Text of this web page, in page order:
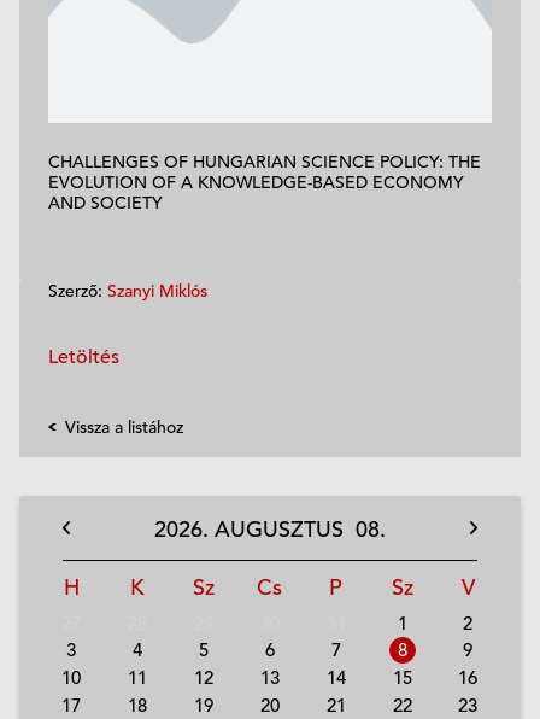
CHALLENGES OF HUNGARIAN SCIENCE POLICY: THE
EVOLUTION OF A KNOWLEDGE-BASED ECONOMY
AND SOCIETY
Szerző: Szanyi Miklós
Letöltés
Vissza a listához
2026. AUGUSZTUS 08.
H K Sz Cs P Sz V
1
2
3
4 5 6 7 8
9
10
11 12 13 14 15
16
17
18 19 20 21 22
23